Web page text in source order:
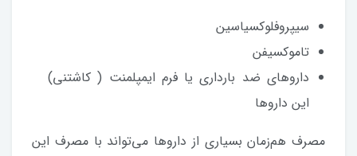
سیپروفلوکسیاسین
تاموکسیفن
داروهای ضد بارداری یا فرم ایمپلمنت ( کاشتنی)
این داروها
مصرف هم‌زمان بسیاری از داروها می‌تواند با مصرف این